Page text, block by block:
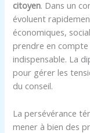
citoyen. Dans un
évoluent
économiques,
prendre en compte
indispensable. La
pour gérer les
du conseil.
La persévérance
mener à bien des